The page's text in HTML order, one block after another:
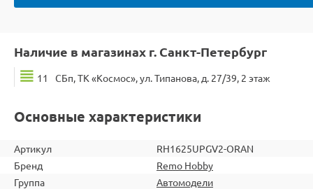
Наличие в магазинах г. Санкт-Петербург
11 СБп, ТК «Космос», ул. Типанова, д. 27/39, 2 этаж
Основные характеристики
Артикул
RH1625UPGV2-ORAN
Бренд
Remo Hobby
Группа
Автомодели